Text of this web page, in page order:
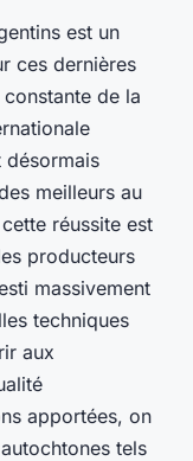
est un
ces dernières
de la
désormais
meilleurs au
réussite est
producteurs
massivement
techniques
aux
apportées, on
tels